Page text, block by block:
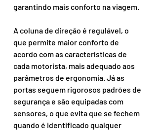
garantindo mais conforto na viagem.
A coluna de direção é regulável, o
que permite maior conforto de
acordo com as características de
cada motorista, mais adequado aos
parâmetros de ergonomia. Já as
portas seguem rigorosos padrões de
segurança e são equipadas com
sensores, o que evita que se fechem
quando é identificado qualquer